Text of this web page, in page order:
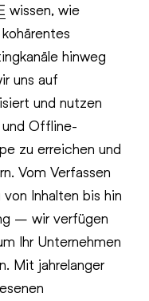
wissen, wie
hinweg
uns auf
und nutzen
Offline-
zu erreichen und
Vom Verfassen
Inhalten bis hin
– wir verfügen
Ihr Unternehmen
Mit jahrelanger